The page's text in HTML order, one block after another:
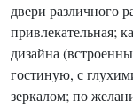
двери различного
привлекательная;
дизайна
гостиную, с
зеркалом; по